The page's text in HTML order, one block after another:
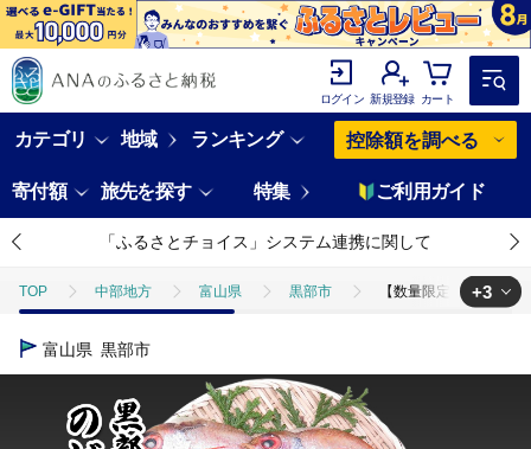
ログイン 新規登録 カート
カテゴリ 地域 ランキング 控除額を調べる
寄付額 旅先を探す 特集 ご利用ガイド
「ふるさとチョイス」システム連携に関して
TOP 中部地方 富山県 黒部市 【数量限定】脂のり
TOP
干物 のどぐろ
魚介類 干物 ほかの干物 【数量限定】脂のり抜
+3
富山県 黒部市